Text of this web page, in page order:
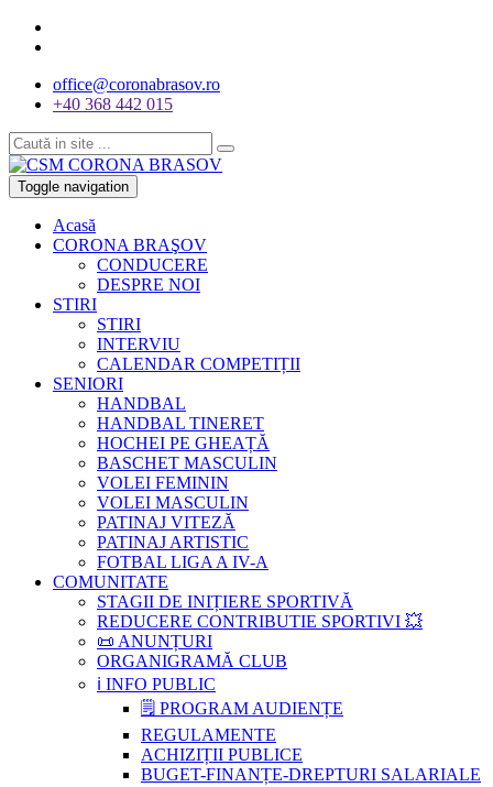
office@coronabrasov.ro
+40 368 442 015
Toggle navigation
Acasă
CORONA BRAŞOV
CONDUCERE
DESPRE NOI
STIRI
STIRI
INTERVIU
CALENDAR COMPETIȚII
SENIORI
HANDBAL
HANDBAL TINERET
HOCHEI PE GHEAȚĂ
BASCHET MASCULIN
VOLEI FEMININ
VOLEI MASCULIN
PATINAJ VITEZĂ
PATINAJ ARTISTIC
FOTBAL LIGA A IV-A
COMUNITATE
STAGII DE INIȚIERE SPORTIVĂ
REDUCERE CONTRIBUTIE SPORTIVI 💥
📜 ANUNȚURI
ORGANIGRAMĂ CLUB
ℹ️ INFO PUBLIC
🗒 PROGRAM AUDIENȚE
REGULAMENTE
ACHIZIȚII PUBLICE
BUGET-FINANȚE-DREPTURI SALARIALE